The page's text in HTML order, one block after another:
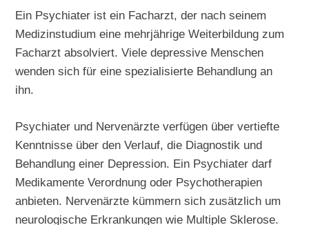
Ein Psychiater ist ein Facharzt, der nach seinem
Medizinstudium eine mehrjährige Weiterbildung zum
Facharzt absolviert. Viele depressive Menschen
wenden sich für eine spezialisierte Behandlung an
ihn.
Psychiater und Nervenärzte verfügen über vertiefte
Kenntnisse über den Verlauf, die Diagnostik und
Behandlung einer Depression. Ein Psychiater darf
Medikamente Verordnung oder Psychotherapien
anbieten. Nervenärzte kümmern sich zusätzlich um
neurologische Erkrankungen wie Multiple Sklerose.